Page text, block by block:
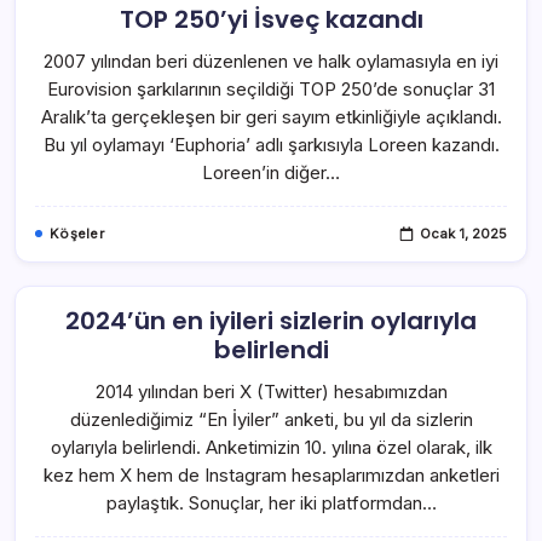
TOP 250’yi İsveç kazandı
2007 yılından beri düzenlenen ve halk oylamasıyla en iyi
Eurovision şarkılarının seçildiği TOP 250’de sonuçlar 31
Aralık’ta gerçekleşen bir geri sayım etkinliğiyle açıklandı.
Bu yıl oylamayı ‘Euphoria’ adlı şarkısıyla Loreen kazandı.
Loreen’in diğer…
Köşeler Ocak 1, 2025
2024’ün en iyileri sizlerin oylarıyla
belirlendi
2014 yılından beri X (Twitter) hesabımızdan
düzenlediğimiz “En İyiler” anketi, bu yıl da sizlerin
oylarıyla belirlendi. Anketimizin 10. yılına özel olarak, ilk
kez hem X hem de Instagram hesaplarımızdan anketleri
paylaştık. Sonuçlar, her iki platformdan…